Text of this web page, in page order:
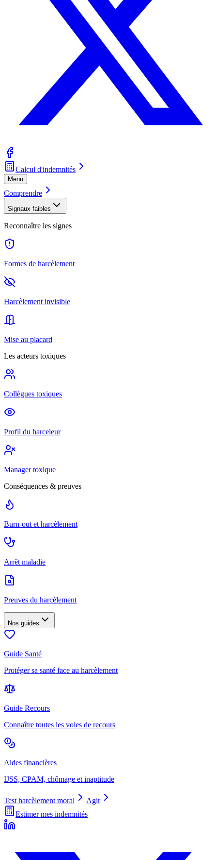
Calcul d'indemnités
Menu
Comprendre
Signaux faibles
Reconnaître les signes
Formes de harcèlement
Harcèlement invisible
Mise au placard
Les acteurs toxiques
Collègues toxiques
Profil du harceleur
Manager toxique
Conséquences & preuves
Burn-out et harcèlement
Arrêt maladie
Preuves du harcèlement
Nos guides
Guide Santé
Protéger sa santé face au harcèlement
Guide Recours
Connaître toutes les voies de recours
Aides financières
IJSS, CPAM, chômage et inaptitude
Test harcèlement moral
Agir
Estimer mes indemnités